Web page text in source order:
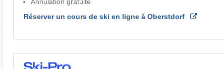
Annulation gratuite
Réserver un cours de ski en ligne à Oberstdorf